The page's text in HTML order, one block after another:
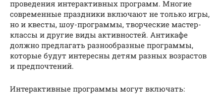
проведения интерактивных программ. Многие
современные праздники включают не только игры,
но и квесты, шоу-программы, творческие мастер-
классы и другие виды активностей. Антикафе
должно предлагать разнообразные программы,
которые будут интересны детям разных возрастов
и предпочтений.
Интерактивные программы могут включать: